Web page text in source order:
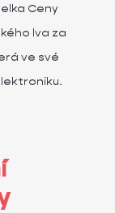
Ceny
lva za
ve své